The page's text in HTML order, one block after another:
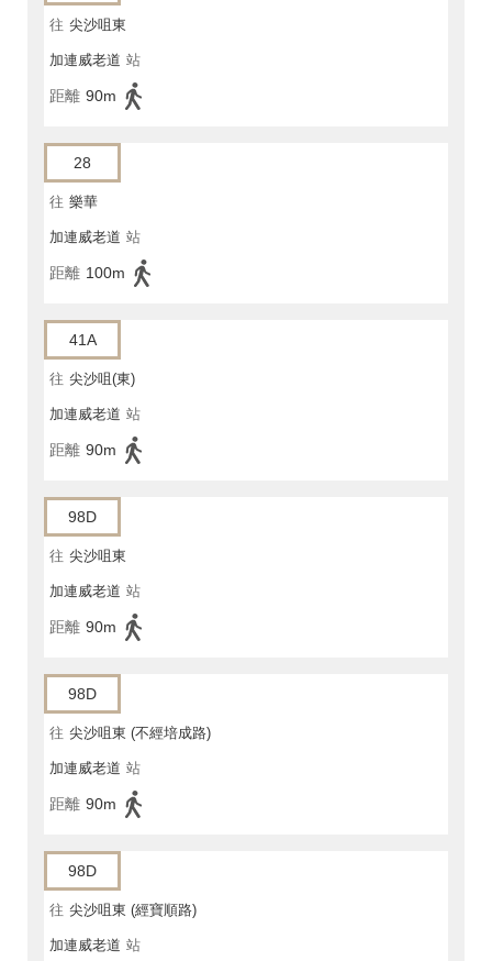
往 尖沙咀東
加連威老道 站
距離 90m
28
往 樂華
加連威老道 站
距離 100m
41A
往 尖沙咀(東)
加連威老道 站
距離 90m
98D
往 尖沙咀東
加連威老道 站
距離 90m
98D
往 尖沙咀東 (不經培成路)
加連威老道 站
距離 90m
98D
往 尖沙咀東 (經寶順路)
加連威老道 站